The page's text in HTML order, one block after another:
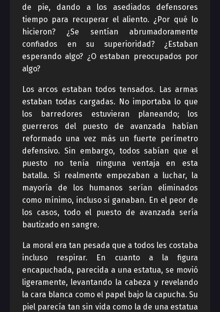
de pie, dando a los asediados defensores
tiempo para recuperar el aliento. ¿Por qué lo
hicieron? ¿Se sentían abrumadoramente
confiados en su superioridad? ¿Estaban
esperando algo? ¿O estaban preocupados por
algo?
Los arcos estaban todos tensados. Las armas
estaban todas cargadas. No importaba lo que
los barredores estuvieran planeando; los
guerreros del puesto de avanzada habían
reformado una vez más un fuerte perímetro
defensivo. Sin embargo, todos sabían que el
puesto no tenía ninguna ventaja en esta
batalla. Si realmente empezaban a luchar, la
mayoría de los humanos serían eliminados
como mínimo, incluso si ganaban. En el peor de
los casos, todo el puesto de avanzada sería
bautizado en sangre.
La moral era tan pesada que a todos les costaba
incluso respirar. En cuanto a la figura
encapuchada, parecida a una estatua, se movió
ligeramente, levantando la cabeza y revelando
la cara blanca como el papel bajo la capucha. Su
piel parecía tan sin vida como la de una estatua